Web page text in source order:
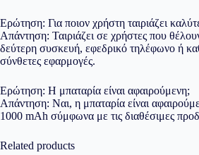
Ερώτηση: Για ποιον χρήστη ταιριάζει
Απάντηση: Ταιριάζει σε χρήστες που
δεύτερη συσκευή, εφεδρικό τηλέφωνο ή
σύνθετες εφαρμογές.
Ερώτηση: Η μπαταρία είναι αφαιρούμενη;
Απάντηση: Ναι, η μπαταρία είναι
1000 mAh σύμφωνα με τις διαθέσιμες
Related products